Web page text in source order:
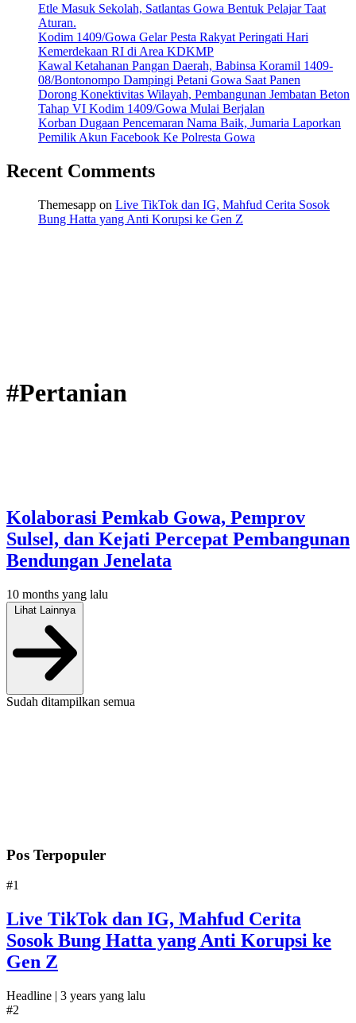
Etle Masuk Sekolah, Satlantas Gowa Bentuk Pelajar Taat
Aturan.
Kodim 1409/Gowa Gelar Pesta Rakyat Peringati Hari
Kemerdekaan RI di Area KDKMP
Kawal Ketahanan Pangan Daerah, Babinsa Koramil 1409-
08/Bontonompo Dampingi Petani Gowa Saat Panen
Dorong Konektivitas Wilayah, Pembangunan Jembatan Beton
Tahap VI Kodim 1409/Gowa Mulai Berjalan
Korban Dugaan Pencemaran Nama Baik, Jumaria Laporkan
Pemilik Akun Facebook Ke Polresta Gowa
Recent Comments
Themesapp on Live TikTok dan IG, Mahfud Cerita Sosok
Bung Hatta yang Anti Korupsi ke Gen Z
#Pertanian
Kolaborasi Pemkab Gowa, Pemprov
Sulsel, dan Kejati Percepat Pembangunan
Bendungan Jenelata
10 months yang lalu
Lihat Lainnya
Sudah ditampilkan semua
Pos Terpopuler
#1
Live TikTok dan IG, Mahfud Cerita
Sosok Bung Hatta yang Anti Korupsi ke
Gen Z
Headline | 3 years yang lalu
#2